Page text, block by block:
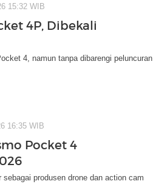
15:32 WIB
4P, Dibekali
4, namun tanpa dibarengi peluncuran
16:35 WIB
Pocket 4
produsen drone dan action cam